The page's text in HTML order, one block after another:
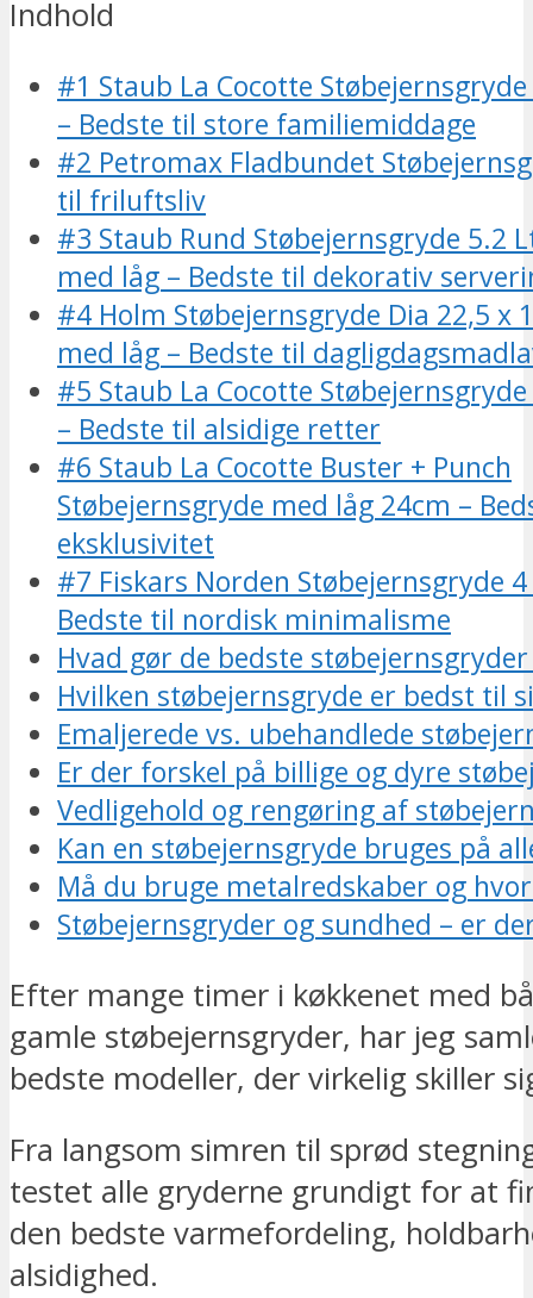
Indhold
#1 Staub La Cocotte
– Bedste til store familiemiddage
#2 Petromax Fladbundet
til friluftsliv
#3 Staub Rund Støbejernsgryde 5.2
med låg – Bedste til dekorativ
#4 Holm Støbejernsgryde Dia 22,5 x
med låg – Bedste til
#5 Staub La Cocotte
– Bedste til alsidige retter
#6 Staub La Cocotte Buster + Punch
Støbejernsgryde med låg 24cm –
eksklusivitet
#7 Fiskars Norden Støbejernsgryde
Bedste til nordisk minimalisme
Hvad gør de bedste
Hvilken støbejernsgryde er bedst til
Emaljerede vs. ubehandlede
Er der forskel på billige og dyre
Vedligehold og rengøring af
Kan en støbejernsgryde bruges på
Må du bruge metalredskaber og
Støbejernsgryder og sundhed – er
Efter mange timer i køkkenet med
gamle støbejernsgryder, har jeg
bedste modeller, der virkelig skiller
Fra langsom simren til sprød
testet alle gryderne grundigt for at
den bedste varmefordeling,
alsidighed.